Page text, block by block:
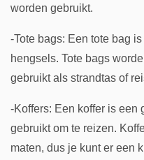
worden gebruikt.
-Tote bags: Een tote bag
hengsels. Tote bags
gebruikt als strandtas of
-Koffers: Een koffer is een
gebruikt om te reizen.
maten, dus je kunt er een